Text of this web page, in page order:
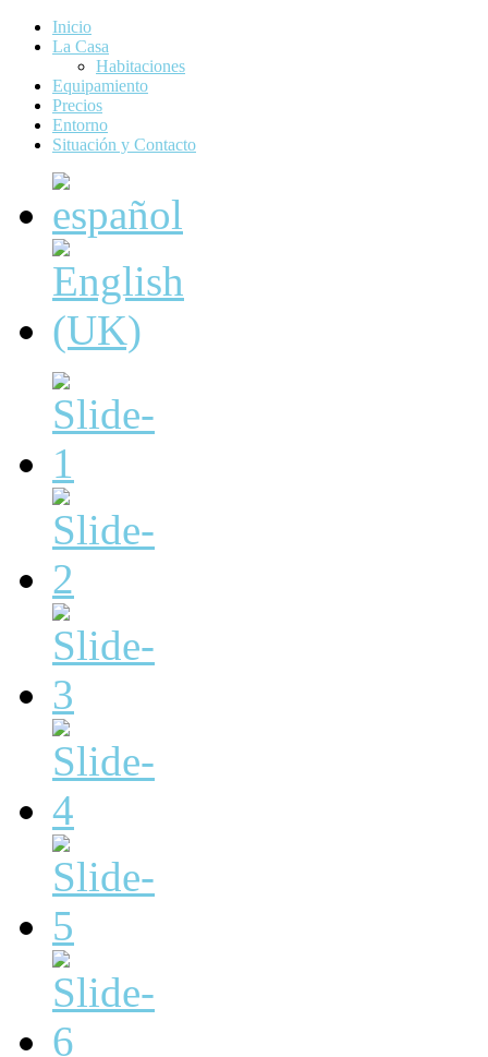
Inicio
La Casa
Habitaciones
Equipamiento
Precios
Entorno
Situación y Contacto